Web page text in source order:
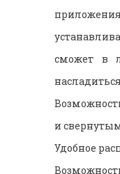
сможет в
и
Удобное